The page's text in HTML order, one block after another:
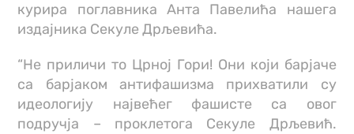
курира поглавника Анта Павелића нашега
издајника Секуле Дрљевића.
“Не приличи то Црној Гори! Они који барјаче
са барјаком антифашизма прихватили су
идеологију највећег фашисте са овог
подручја – проклетога Секуле Дрљевић.